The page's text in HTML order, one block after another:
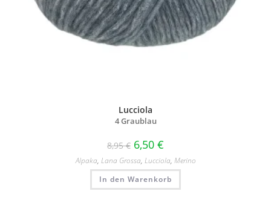
Lucciola
4 Graublau
8,95€ 6,50 €
Alpaka, Lana Grossa, Lucciola, Merino
In den Warenkorb